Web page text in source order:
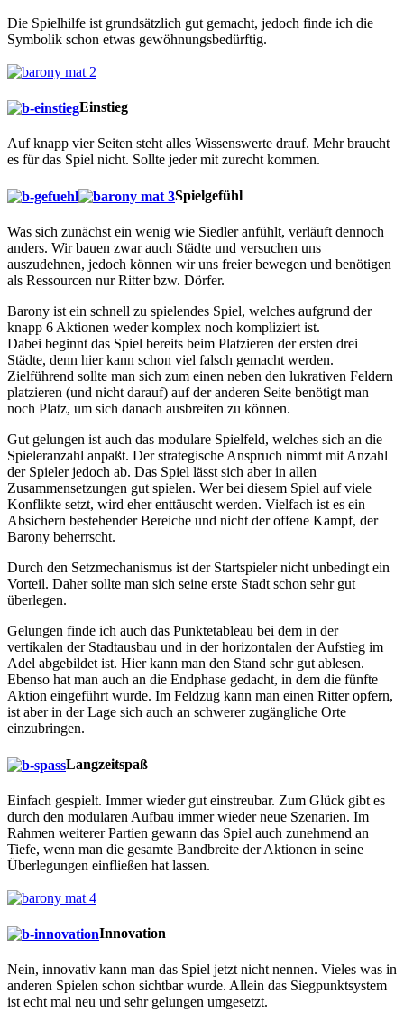
Die Spielhilfe ist grundsätzlich gut gemacht, jedoch finde ich die
Symbolik schon etwas gewöhnungsbedürftig.
Einstieg
Auf knapp vier Seiten steht alles Wissenswerte drauf. Mehr braucht
es für das Spiel nicht. Sollte jeder mit zurecht kommen.
Spielgefühl
Was sich zunächst ein wenig wie Siedler anfühlt, verläuft dennoch
anders. Wir bauen zwar auch Städte und versuchen uns
auszudehnen, jedoch können wir uns freier bewegen und benötigen
als Ressourcen nur Ritter bzw. Dörfer.
Barony ist ein schnell zu spielendes Spiel, welches aufgrund der
knapp 6 Aktionen weder komplex noch kompliziert ist.
Dabei beginnt das Spiel bereits beim Platzieren der ersten drei
Städte, denn hier kann schon viel falsch gemacht werden.
Zielführend sollte man sich zum einen neben den lukrativen Feldern
platzieren (und nicht darauf) auf der anderen Seite benötigt man
noch Platz, um sich danach ausbreiten zu können.
Gut gelungen ist auch das modulare Spielfeld, welches sich an die
Spieleranzahl anpaßt. Der strategische Anspruch nimmt mit Anzahl
der Spieler jedoch ab. Das Spiel lässt sich aber in allen
Zusammensetzungen gut spielen. Wer bei diesem Spiel auf viele
Konflikte setzt, wird eher enttäuscht werden. Vielfach ist es ein
Absichern bestehender Bereiche und nicht der offene Kampf, der
Barony beherrscht.
Durch den Setzmechanismus ist der Startspieler nicht unbedingt ein
Vorteil. Daher sollte man sich seine erste Stadt schon sehr gut
überlegen.
Gelungen finde ich auch das Punktetableau bei dem in der
vertikalen der Stadtausbau und in der horizontalen der Aufstieg im
Adel abgebildet ist. Hier kann man den Stand sehr gut ablesen.
Ebenso hat man auch an die Endphase gedacht, in dem die fünfte
Aktion eingeführt wurde. Im Feldzug kann man einen Ritter opfern,
ist aber in der Lage sich auch an schwerer zugängliche Orte
einzubringen.
Langzeitspaß
Einfach gespielt. Immer wieder gut einstreubar. Zum Glück gibt es
durch den modularen Aufbau immer wieder neue Szenarien. Im
Rahmen weiterer Partien gewann das Spiel auch zunehmend an
Tiefe, wenn man die gesamte Bandbreite der Aktionen in seine
Überlegungen einfließen hat lassen.
Innovation
Nein, innovativ kann man das Spiel jetzt nicht nennen. Vieles was in
anderen Spielen schon sichtbar wurde. Allein das Siegpunktsystem
ist echt mal neu und sehr gelungen umgesetzt.